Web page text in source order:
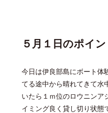
５月１日のポイ
今日は伊良部島にボート体
てる途中から晴れてきて水
いたら１ｍ位のロウニンア
イミング良く貸し切り状態